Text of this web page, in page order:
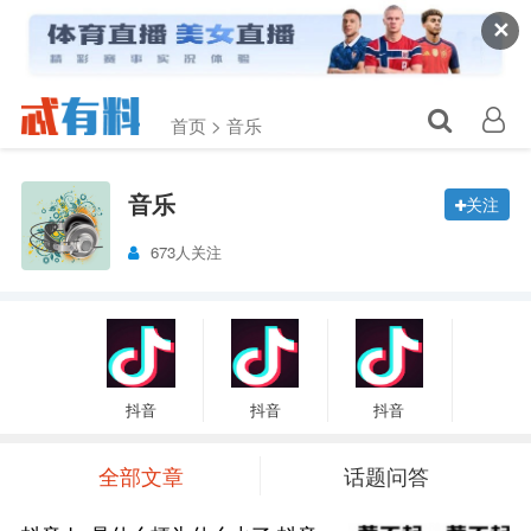
✕
首页 > 音乐
音乐
673人关注
关注
抖音 抖音 抖音
全部文章
话题问答